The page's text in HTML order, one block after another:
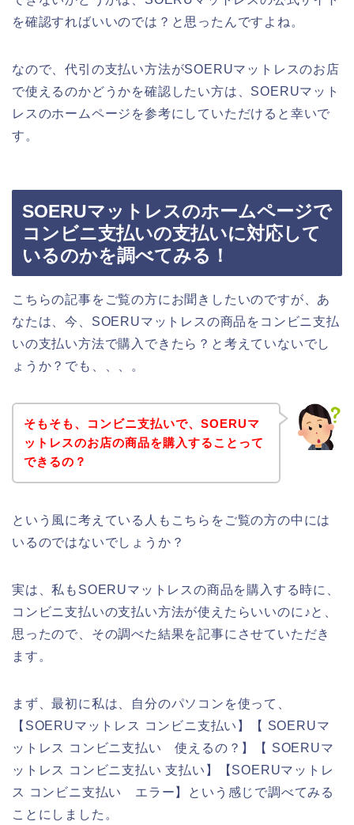
を確認すればいいのでは？と思ったんですよね。
なので、代引の支払い方法がSOERUマットレスのお店
で使えるのかどうかを確認したい方は、SOERUマット
レスのホームページを参考にしていただけると幸いで
す。
SOERUマットレスのホームページで
コンビニ支払いの支払いに対応して
いるのかを調べてみる！
こちらの記事をご覧の方にお聞きしたいのですが、あ
なたは、今、SOERUマットレスの商品をコンビニ支払
いの支払い方法で購入できたら？と考えていないでし
ょうか？でも、、、。
そもそも、コンビニ支払いで、SOERUマ
ットレスのお店の商品を購入することって
できるの？
という風に考えている人もこちらをご覧の方の中には
いるのではないでしょうか？
実は、私もSOERUマットレスの商品を購入する時に、
コンビニ支払いの支払い方法が使えたらいいのに♪と、
思ったので、その調べた結果を記事にさせていただき
ます。
まず、最初に私は、自分のパソコンを使って、
【SOERUマットレス コンビニ支払い】【 SOERUマ
ットレス コンビニ支払い 使えるの？】【 SOERUマ
ットレス コンビニ支払い 支払い】【SOERUマットレ
ス コンビニ支払い エラー】という感じで調べてみる
ことにしました。